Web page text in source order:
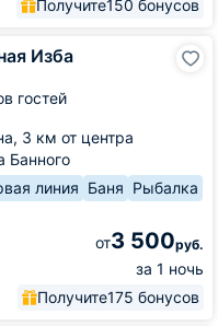
Получите150 бонусов
Изба
гостей
3 км от центра
Банного
линия Баня Рыбалка
от3 500руб.
за 1 ночь
Получите175 бонусов